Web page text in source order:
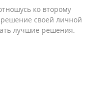
ко второму
своей личной
лучшие решения.